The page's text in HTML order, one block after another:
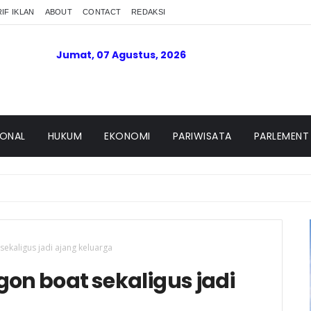
IKLAN ABOUT CONTACT REDAKSI
Jumat, 07 Agustus, 2026
HUKUM EKONOMI PARIWISATA PARLEMENT
jadi ajang keluarga
boat sekaligus jadi